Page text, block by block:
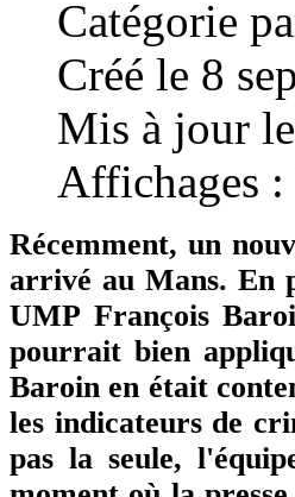
Catégorie
Créé le 8
Mis à jour
Affichages :
Récemment, un
arrivé au Mans. En
UMP François
pourrait bien
Baroin en était
les indicateurs de
pas la seule,